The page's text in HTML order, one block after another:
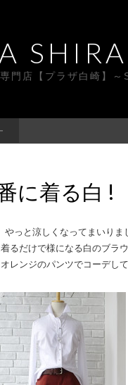
門店【プラザ白崎】
に着る白 !
やっと涼しくなってまいりま
るだけで様になる白のブラ
レンジのパンツでコーデして